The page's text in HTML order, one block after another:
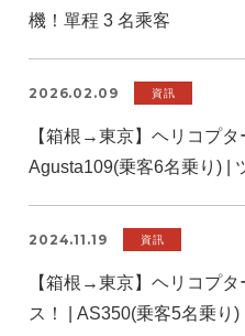
機！單程 3 名乘客
2026.02.09 資訊
【箱根→東京】ヘリコプタ
Agusta109(乗客6名乗り) |
2024.11.19 資訊
【箱根→東京】ヘリコプ
ス！ | AS350(乗客5名乗り)